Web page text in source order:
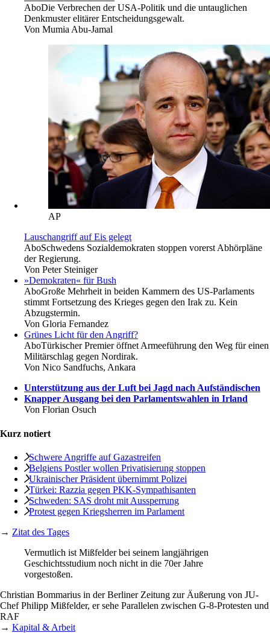
AboDie Verbrechen der USA-Politik und die untauglichen
Denkmuster elitärer Entscheidungsgewalt.
Von Mumia Abu-Jamal
AP
Lauschangriff auf Eis gelegt
AboSchwedens Sozialdemokraten stoppen vorerst Abhörpläne
der Regierung.
Von Peter Steiniger
»Demokraten« für Bush
AboGroße Mehrheit in beiden Kammern des US-Parlaments
stimmt Fortsetzung des Krieges gegen den Irak zu. Kein
Abzugstermin.
Von Gloria Fernandez
Grünes Licht für den Angriff?
AboTürkischer Premier öffnet Armeeführung den Weg für einen
Militärschlag gegen Nordirak.
Von Nico Sandfuchs, Ankara
Unterstützung aus der Luft bei Jagd nach Aufständischen
Knapper Ausgang bei den Parlamentswahlen in Irland
Von Florian Osuch
Kurz notiert
Schwere Angriffe auf Gazastreifen
Belgiens Postler wollen Privatisierung stoppen
Ukrainischer Präsident übernimmt Polizei
Türkei: Razzia gegen PKK-Sympathisanten
Schweden: SAS droht mit Aussperrung
Protest gegen Kriegsherren im Parlament
→ Zitat des Tages
Vermutlich ist Mißfelder bei seinem langjährigen
Geschichtsstudium noch nicht in die 70er Jahre
vorgestoßen.
Christian Bommarius in der Berliner Zeitung zur Äußerung von JU-
Chef Philipp Mißfelder, er sehe Parallelen zwischen G-8-Protesten und
RAF
→ Kapital & Arbeit